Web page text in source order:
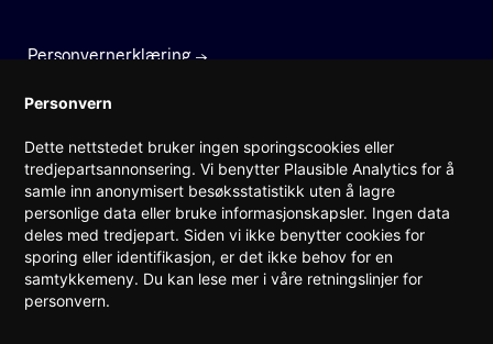
Prinsens gate 22
0157 Oslo
(+47) 960 08 142
post@teknorge.no
Ansvarlig webredaktør:
Personvernerklæring
Personvern
Dette nettstedet bruker ingen sporingscookies eller
tredjepartsannonsering. Vi benytter Plausible Analytics for å
samle inn anonymisert besøksstatistikk uten å lagre
personlige data eller bruke informasjonskapsler. Ingen data
deles med tredjepart. Siden vi ikke benytter cookies for
sporing eller identifikasjon, er det ikke behov for en
samtykkemeny. Du kan lese mer i våre retningslinjer for
personvern.